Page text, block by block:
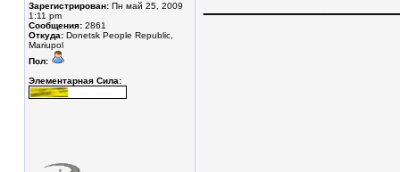
Зарегистрирован: Пн май 25, 2009
1:11 pm
Сообщения: 2861
Откуда: Donetsk People Republic,
Mariupol
Пол:
Элементарная Сила: